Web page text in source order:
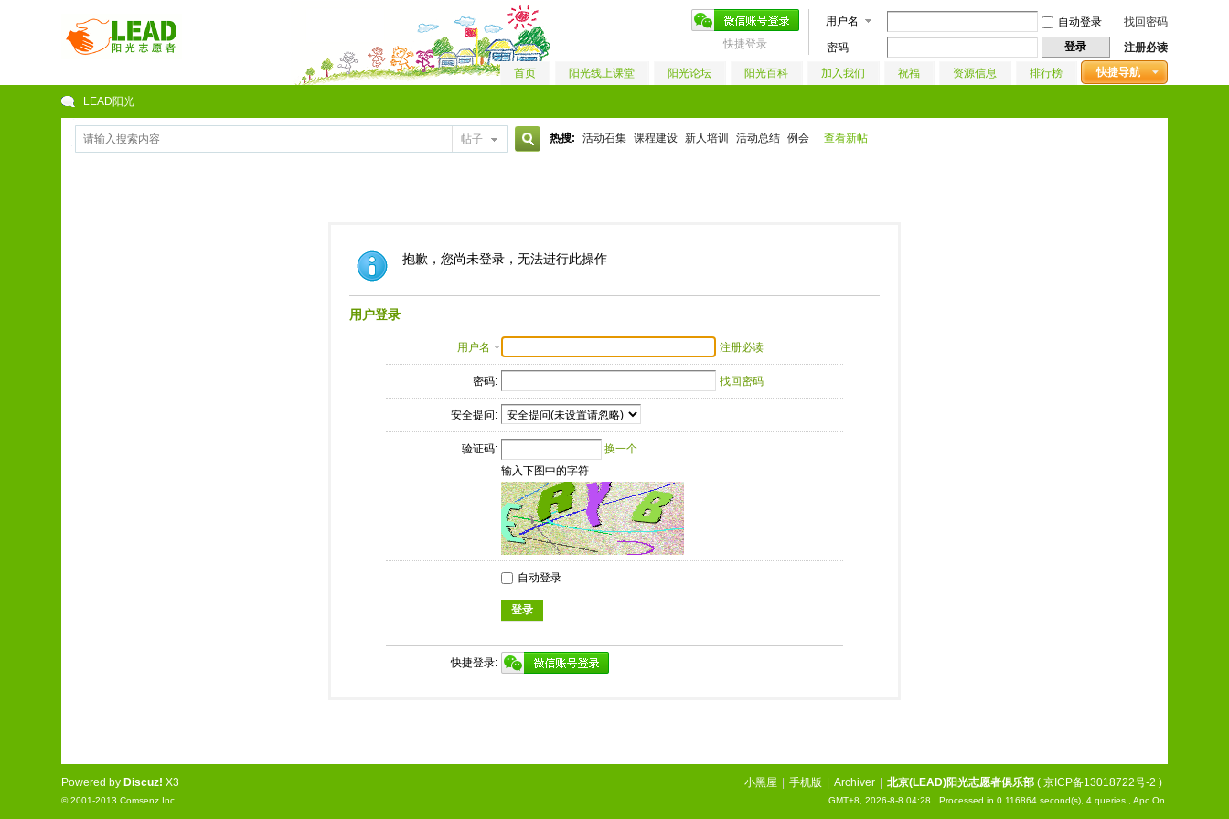
用户名 自动登录
找回密码
密码
登录 注册必读
快捷登录
快捷导航
首页 阳光线上课堂 阳光论坛 阳光百科 加入我们 祝福 资源信息 排行榜
LEAD阳光
帖子 热搜: 活动召集 课程建设 新人培训 活动总结 例会 查看新帖
抱歉，您尚未登录，无法进行此操作
用户登录
用户名 注册必读
密码: 找回密码
安全提问:
验证码:
换一个
输入下图中的字符
自动登录
登录
快捷登录:
小黑屋 手机版 Archiver 北京(LEAD)阳光志愿者俱乐部( 京ICP备13018722号-2 )
GMT+8, 2026-8-8 04:28 , Processed in 0.116864 second(s), 4 queries , Apc On.
Powered by Discuz! X3
© 2001-2013Comsenz Inc.